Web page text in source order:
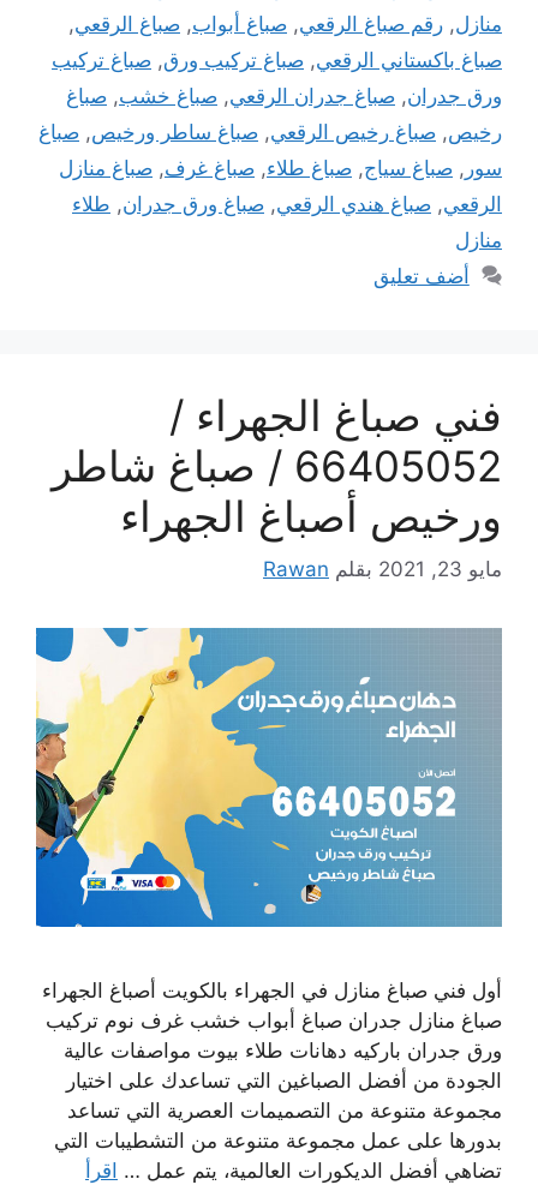
منازل, رقم صباغ الرقعي, صباغ أبواب, صباغ الرقعي,
صباغ باكستاني الرقعي, صباغ تركيب ورق, صباغ تركيب
ورق جدران, صباغ جدران الرقعي, صباغ خشب, صباغ
رخيص, صباغ رخيص الرقعي, صباغ ساطر ورخيص, صباغ
سور , صباغ سياج, صباغ طلاء, صباغ غرف, صباغ منازل
الرقعي, صباغ هندي الرقعي, صباغ ورق جدران, طلاء
منازل
أضف تعليق
فني صباغ الجهراء /
66405052 / صباغ شاطر
ورخيص أصباغ الجهراء
مايو 23, 2021 بقلم Rawan
أول فني صباغ منازل في الجهراء بالكويت أصباغ الجهراء
صباغ منازل جدران صباغ أبواب خشب غرف نوم تركيب
ورق جدران باركيه دهانات طلاء بيوت مواصفات عالية
الجودة من أفضل الصباغين التي تساعدك على اختيار
مجموعة متنوعة من التصميمات العصرية التي تساعد
بدورها على عمل مجموعة متنوعة من التشطيبات التي
تضاهي أفضل الديكورات العالمية، يتم عمل … اقرأ